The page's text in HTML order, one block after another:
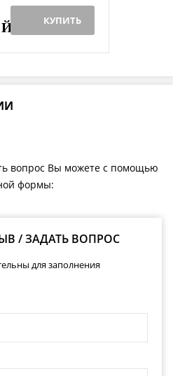
КУПИТЬ
вопрос Вы можете с помощью
формы:
/ ЗАДАТЬ ВОПРОС
для заполнения